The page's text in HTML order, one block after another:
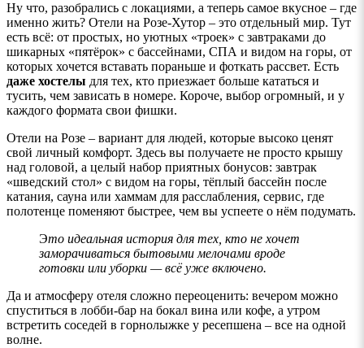
Ну что, разобрались с локациями, а теперь самое вкусное – где
именно жить? Отели на Розе-Хутор – это отдельный мир. Тут
есть всё: от простых, но уютных «троек» с завтраками до
шикарных «пятёрок» с бассейнами, СПА и видом на горы, от
которых хочется вставать пораньше и фоткать рассвет. Есть
даже хостелы для тех, кто приезжает больше кататься и
тусить, чем зависать в номере. Короче, выбор огромный, и у
каждого формата свои фишки.
Отели на Розе – вариант для людей, которые высоко ценят
свой личный комфорт. Здесь вы получаете не просто крышу
над головой, а целый набор приятных бонусов: завтрак
«шведский стол» с видом на горы, тёплый бассейн после
катания, сауна или хаммам для расслабления, сервис, где
полотенце поменяют быстрее, чем вы успеете о нём подумать.
Это идеальная история для тех, кто не хочет
заморачиваться бытовыми мелочами вроде
готовки или уборки — всё уже включено.
Да и атмосферу отеля сложно переоценить: вечером можно
спуститься в лобби-бар на бокал вина или кофе, а утром
встретить соседей в горнолыжке у ресепшена – все на одной
волне.